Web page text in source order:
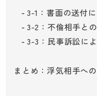
3-1：書面の送付
3-2：不倫相手と
3-3：民事訴訟に
まとめ：浮気相手へ